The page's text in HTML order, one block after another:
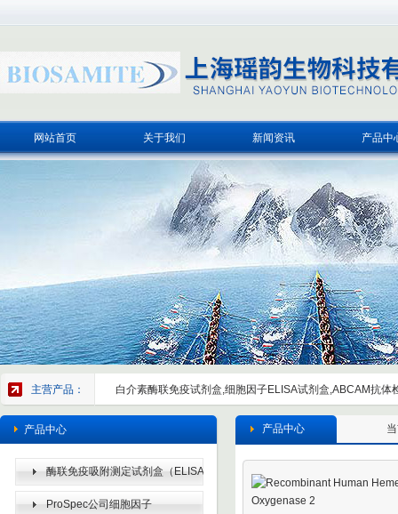
网站首页 关于我们 新闻资讯 产品中
主营产品： 白介素酶联免疫试剂盒,细胞因子ELISA试剂盒,ABCAM抗体
产品中心
酶联免疫吸附测定试剂盒（ELISA
KIT） ProSpec公司细胞因子
产品中心